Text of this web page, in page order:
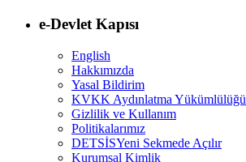
e-Devlet Kapısı
English
Hakkımızda
Yasal Bildirim
KVKK Aydınlatma Yükümlülüğü
Gizlilik ve Kullanım
Politikalarımız
DETSİSYeni Sekmede Açılır
Kurumsal Kimlik